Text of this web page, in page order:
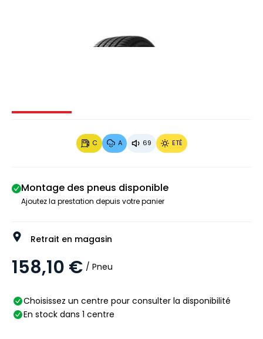
Image 1 sur 4
C A 69 ETÉ
Montage des pneus disponible
Ajoutez la prestation depuis votre panier
Retrait en magasin
158,10 € / Pneu
Choisissez un centre pour consulter la disponibilité
En stock dans 1 centre